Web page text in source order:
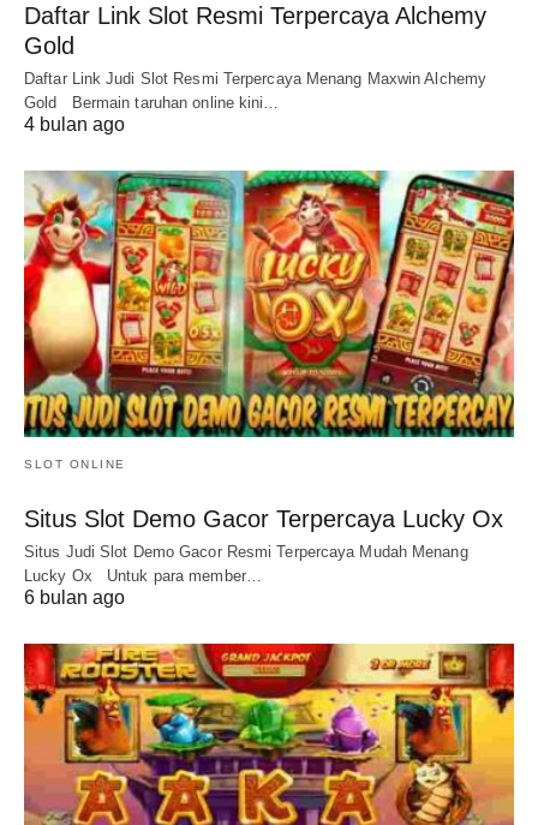
Daftar Link Slot Resmi Terpercaya Alchemy
Gold
Daftar Link Judi Slot Resmi Terpercaya Menang Maxwin Alchemy
Gold Bermain taruhan online kini…
4 bulan ago
SLOT ONLINE
Situs Slot Demo Gacor Terpercaya Lucky Ox
Situs Judi Slot Demo Gacor Resmi Terpercaya Mudah Menang
Lucky Ox Untuk para member…
6 bulan ago